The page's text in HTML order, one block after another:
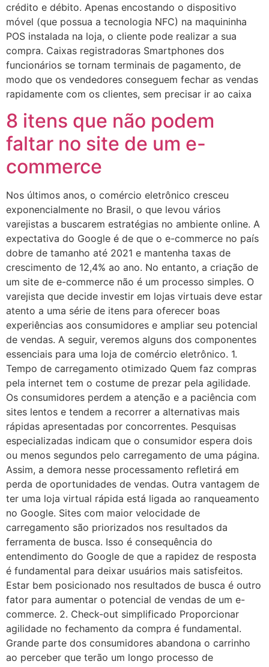
crédito e débito. Apenas encostando o dispositivo
móvel (que possua a tecnologia NFC) na maquininha
POS instalada na loja, o cliente pode realizar a sua
compra. Caixas registradoras Smartphones dos
funcionários se tornam terminais de pagamento, de
modo que os vendedores conseguem fechar as vendas
rapidamente com os clientes, sem precisar ir ao caixa
8 itens que não podem
faltar no site de um e-
commerce
Nos últimos anos, o comércio eletrônico cresceu
exponencialmente no Brasil, o que levou vários
varejistas a buscarem estratégias no ambiente online. A
expectativa do Google é de que o e-commerce no país
dobre de tamanho até 2021 e mantenha taxas de
crescimento de 12,4% ao ano. No entanto, a criação de
um site de e-commerce não é um processo simples. O
varejista que decide investir em lojas virtuais deve estar
atento a uma série de itens para oferecer boas
experiências aos consumidores e ampliar seu potencial
de vendas. A seguir, veremos alguns dos componentes
essenciais para uma loja de comércio eletrônico. 1.
Tempo de carregamento otimizado Quem faz compras
pela internet tem o costume de prezar pela agilidade.
Os consumidores perdem a atenção e a paciência com
sites lentos e tendem a recorrer a alternativas mais
rápidas apresentadas por concorrentes. Pesquisas
especializadas indicam que o consumidor espera dois
ou menos segundos pelo carregamento de uma página.
Assim, a demora nesse processamento refletirá em
perda de oportunidades de vendas. Outra vantagem de
ter uma loja virtual rápida está ligada ao ranqueamento
no Google. Sites com maior velocidade de
carregamento são priorizados nos resultados da
ferramenta de busca. Isso é consequência do
entendimento do Google de que a rapidez de resposta
é fundamental para deixar usuários mais satisfeitos.
Estar bem posicionado nos resultados de busca é outro
fator para aumentar o potencial de vendas de um e-
commerce. 2. Check-out simplificado Proporcionar
agilidade no fechamento da compra é fundamental.
Grande parte dos consumidores abandona o carrinho
ao perceber que terão um longo processo de